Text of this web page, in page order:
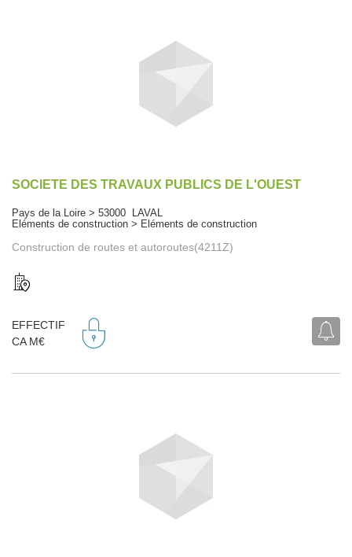
SOCIETE DES TRAVAUX PUBLICS DE L'OUEST
Pays de la Loire > 53000 LAVAL
Eléments de construction > Eléments de construction
Construction de routes et autoroutes(4211Z)
EFFECTIF
CA M€